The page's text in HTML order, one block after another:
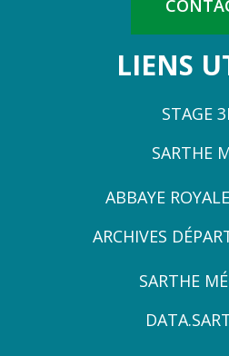
LIENS
STAGE
SARTHE
ZONEABBAYE
ARCHIVES
SARTHE